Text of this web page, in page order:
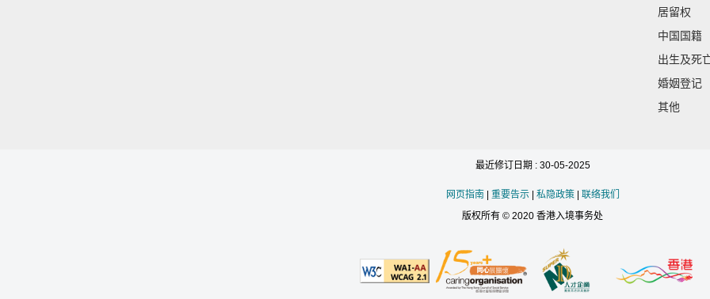
居留权
中国国籍
出生及死
婚姻登记
其他
最近修订日期 : 30-05-2025
网页指南 重要告示| 私隐政策| 联络我们
版权所有 © 2020 香港入境事务处